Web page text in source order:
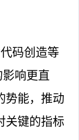
码创造等
响更直
能，推动
关键的指标